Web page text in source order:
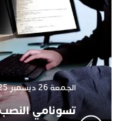
الجمعة 26 ديسمبر 2025 - 13:04